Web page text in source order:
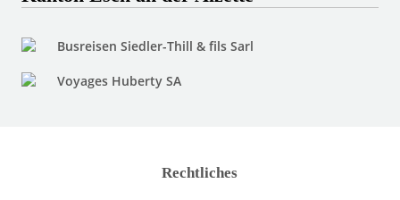
Busreisen Siedler-Thill & fils Sarl
Voyages Huberty SA
Rechtliches